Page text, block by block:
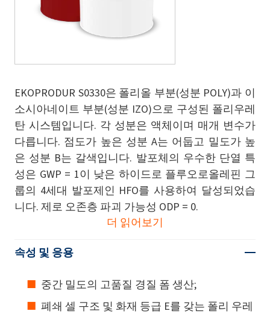
EKOPRODUR S0330은 폴리올 부분(성분 POLY)과 이
소시아네이트 부분(성분 IZO)으로 구성된 폴리우레
탄 시스템입니다. 각 성분은 액체이며 매개 변수가
다릅니다. 점도가 높은 성분 A는 어둡고 밀도가 높
은 성분 B는 갈색입니다. 발포체의 우수한 단열 특
성은 GWP = 1이 낮은 하이드로 플루오로올레핀 그
룹의 4세대 발포제인 HFO를 사용하여 달성되었습
니다. 제로 오존층 파괴 가능성 ODP = 0.
더 읽어보기
속성 및 응용
중간 밀도의 고품질 경질 폼 생산;
폐쇄 셀 구조 및 화재 등급 E를 갖는 폴리 우레